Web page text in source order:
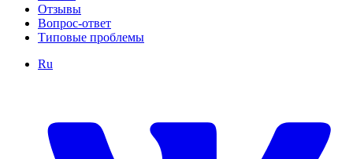
Отзывы
Вопрос-ответ
Типовые проблемы
Ru